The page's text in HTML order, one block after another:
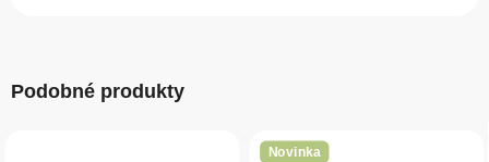
Podobné produkty
Novinka